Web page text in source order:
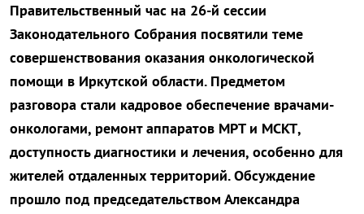
Правительственный час на 26-й сессии
Законодательного Собрания посвятили теме
совершенствования оказания онкологической
помощи в Иркутской области. Предметом
разговора стали кадровое обеспечение врачами-
онкологами, ремонт аппаратов МРТ и МСКТ,
доступность диагностики и лечения, особенно для
жителей отдаленных территорий. Обсуждение
прошло под председательством Александра